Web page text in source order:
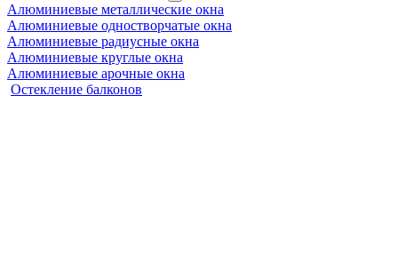
Алюминиевые металлические окна
Алюминиевые одностворчатые окна
Алюминиевые радиусные окна
Алюминиевые круглые окна
Алюминиевые арочные окна
Остекление балконов